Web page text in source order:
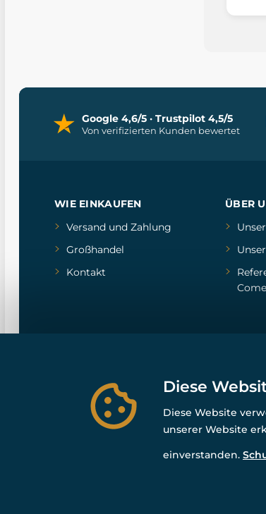
Google 4,6/5 · Trustpilot 4,5/5
Von verifizierten Kunden bewertet
WIE EINKAUFEN
Versand und Zahlung
Großhandel
Kontakt
ÜBER
Diese
Diese Website
unserer Website
einverstanden.